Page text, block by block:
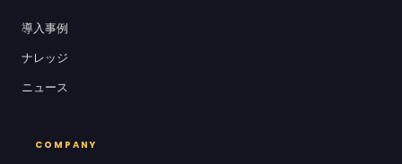
導入事例
ナレッジ
ニュース
COMPANY